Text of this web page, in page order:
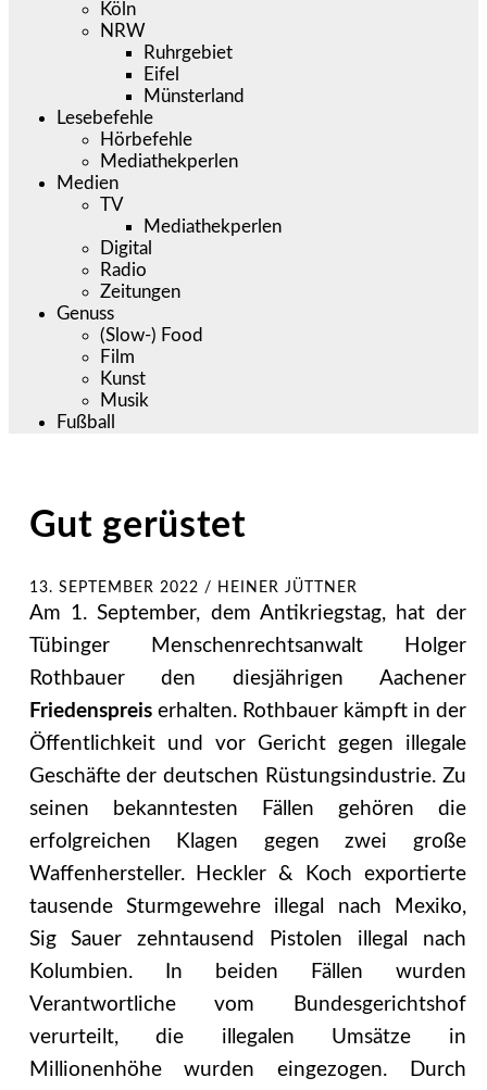
Köln
NRW
Ruhrgebiet
Eifel
Münsterland
Lesebefehle
Hörbefehle
Mediathekperlen
Medien
TV
Mediathekperlen
Digital
Radio
Zeitungen
Genuss
(Slow-) Food
Film
Kunst
Musik
Fußball
Gut gerüstet
13. SEPTEMBER 2022 / HEINER JÜTTNER
Am 1. September, dem Antikriegstag, hat der
Tübinger Menschenrechtsanwalt Holger
Rothbauer den diesjährigen Aachener
Friedenspreiserhalten. Rothbauer kämpft in der
Öf­fentlichkeit und vor Gericht gegen illegale
Geschäfte der deutschen Rüstungsindustrie. Zu
seinen bekanntesten Fällen gehören die
erfolgreichen Klagen gegen zwei große
Waffenhersteller. Heckler & Koch exportierte
tausende Sturmgewehre illegal nach Mexiko,
Sig Sauer zehntausend Pistolen illegal nach
Kolumbien. In beiden Fällen wurden
Verantwortli­che vom Bundesgerichtshof
verurteilt, die illegalen Umsätze in
Millionenhöhe wurden ein­gezogen. Durch